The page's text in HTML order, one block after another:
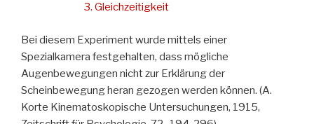
3. Gleichzeitigkeit
Bei diesem Experiment wurde mittels einer
Spezialkamera festgehalten, dass mögliche
Augenbewegungen nicht zur Erklärung der
Scheinbewegung heran gezogen werden können. (A.
Korte Kinematoskopische Untersuchungen, 1915,